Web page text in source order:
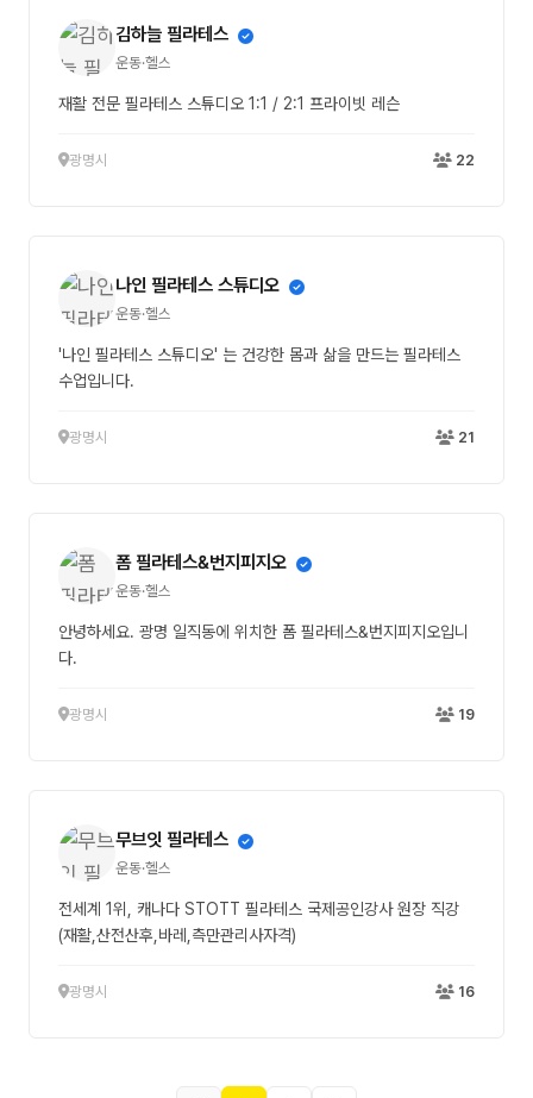
김하늘 필라테스
운동·헬스
재활 전문 필라테스 스튜디오 1:1 / 2:1 프라이빗 레슨
광명시 22
나인 필라테스 스튜디오
운동·헬스
'나인 필라테스 스튜디오' 는 건강한 몸과 삶을 만드는 필라테스
수업입니다.
광명시 21
폼 필라테스&번지피지오
운동·헬스
안녕하세요. 광명 일직동에 위치한 폼 필라테스&번지피지오입니
다.
광명시 19
무브잇 필라테스
운동·헬스
전세계 1위, 캐나다 STOTT 필라테스 국제공인강사 원장 직강
(재활,산전산후,바레,측만관리사자격)
광명시 16